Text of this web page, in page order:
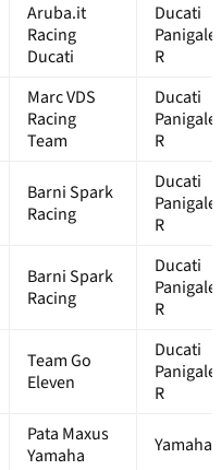
Aruba.it
Racing
Ducati
Ducati
Panigale
R
Marc VDS
Racing
Team
Ducati
Panigale
R
Barni Spark
Racing
Ducati
Panigale
R
Barni Spark
Racing
Ducati
Panigale
R
Team Go
Eleven
Ducati
Panigale
R
Pata Maxus
Yamaha
Yamaha